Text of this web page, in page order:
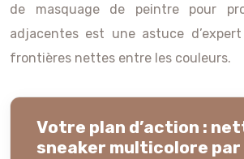
de masquage de peintre pour
adjacentes est une astuce
frontières nettes entre les couleurs.
Votre plan d’action :
sneaker multicolore par